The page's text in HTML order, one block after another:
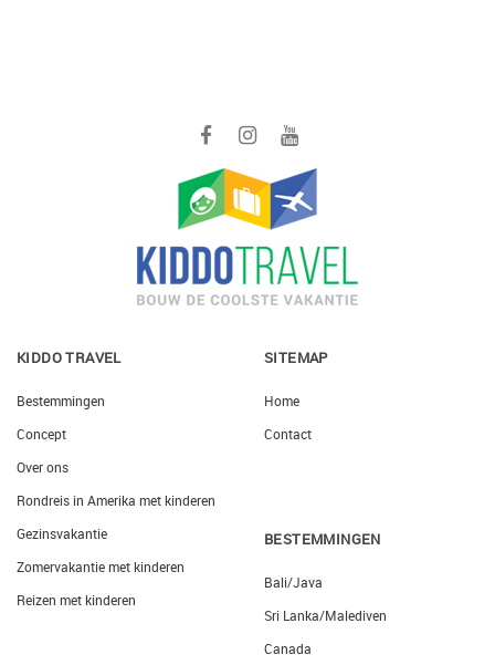
KIDDO TRAVEL
Bestemmingen
Concept
Over ons
Rondreis in Amerika met kinderen
Gezinsvakantie
Zomervakantie met kinderen
Reizen met kinderen
SITEMAP
Home
Contact
BESTEMMINGEN
Bali/Java
Sri Lanka/Malediven
Canada